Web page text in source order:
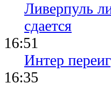
Ливерпуль
сдается
16:51
Интер
16:35